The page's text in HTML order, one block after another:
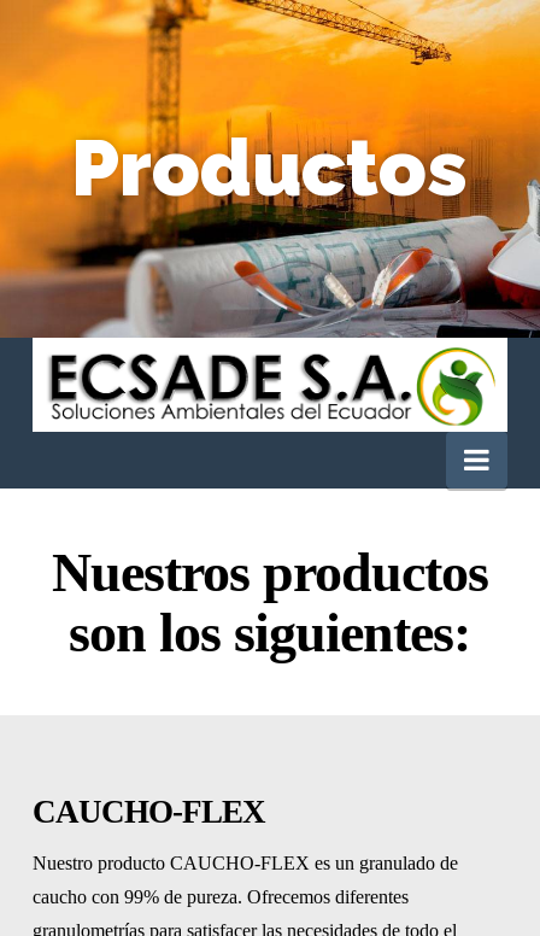
Productos
Ecsade
Nuestros productos
son los siguientes:
CAUCHO-FLEX
Nuestro producto CAUCHO-FLEX es un granulado de
caucho con 99% de pureza. Ofrecemos diferentes
granulometrías para satisfacer las necesidades de todo el